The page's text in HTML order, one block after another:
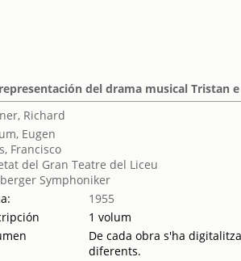
del drama musical Tristan
Richard
Eugen
Francisco
del Gran Teatre del Liceu
Symphoniker
1955
1 volum
De cada obra s'ha
diferents.